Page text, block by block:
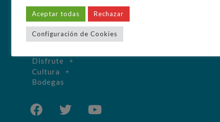
Home
La D.O.
Origen
Elaboración
Disfrute
Cultura
Bodegas
Aceptar todas Rechazar
Configuración de Cookies